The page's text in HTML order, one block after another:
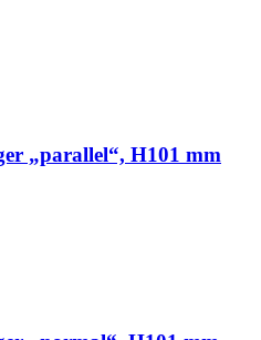
„parallel“, H101 mm